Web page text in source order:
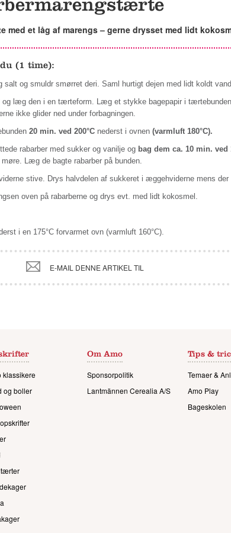
med et låg af marengs – gerne drysset med lidt
(1 time):
salt og smuldr smørret deri. Saml hurtigt dejen med lidt koldt vand.
og læg den i en tærteform. Læg et stykke bagepapir i
ikke glider ned under forbagningen.
20 min. ved 200°C nederst i ovnen (varmluft 180°C).
rabarber med sukker og vanilje og bag dem ca. 10 min. ved
Læg de bagte rabarber på bunden.
stive. Drys halvdelen af sukkeret i æggehviderne mens der
oven på rabarberne og drys evt. med lidt kokosmel.
i en 175°C forvarmet ovn (varmluft 160°C).
E-MAIL DENNE ARTIKEL TIL
klassikere
og boller
Om Amo
Sponsorpolitik
Lantmännen Cerealia A/S
Tips &
Temaer &
Amo Play
Bageskolen